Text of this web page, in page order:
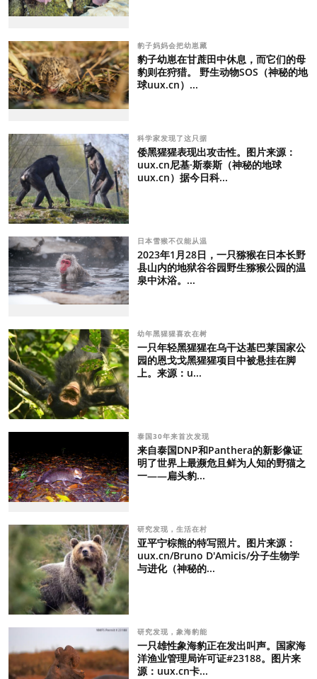
豹子妈妈会把幼崽藏
豹子幼崽在甘蔗田中休息，而它们的母
豹则在狩猎。 野生动物SOS（神秘的地
球uux.cn）...
科学家发现了这只据
倭黑猩猩表现出攻击性。图片来源：
uux.cn尼基·斯泰斯（神秘的地球
uux.cn）据今日科...
日本雪猴不仅能从温
2023年1月28日，一只猕猴在日本长野
县山内的地狱谷谷园野生猕猴公园的温
泉中沐浴。...
幼年黑猩猩喜欢在树
一只年轻黑猩猩在乌干达基巴莱国家公
园的恩戈戈黑猩猩项目中被悬挂在脚
上。来源：u...
泰国30年来首次发现
来自泰国DNP和Panthera的新影像证
明了世界上最濒危且鲜为人知的野猫之
一——扁头豹...
研究发现，生活在村
亚平宁棕熊的特写照片。图片来源：
uux.cn/Bruno D'Amicis/分子生物学
与进化（神秘的...
研究发现，象海豹能
一只雄性象海豹正在发出叫声。国家海
洋渔业管理局许可证#23188。图片来
源：uux.cn卡...